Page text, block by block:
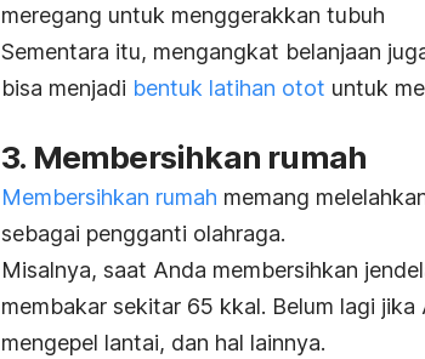
meregang untuk menggerakkan tubuh
Sementara itu, mengangkat belanjaan
bisa menjadi bentuk latihan otot untuk
3. Membersihkan rumah
Membersihkan rumah memang
sebagai pengganti olahraga.
Misalnya, saat Anda membersihkan
membakar sekitar 65 kkal. Belum lagi
mengepel lantai, dan hal lainnya.